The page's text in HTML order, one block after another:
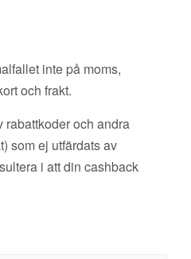
inte på moms,
och frakt.
rabattkoder och andra
som ej utfärdats av
i att din cashback